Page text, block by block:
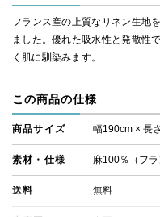
フランス産の上質なリネン生地
ました。優れた吸水性と発散性
く肌に馴染みます。
この商品の仕様
商品サイズ 幅190cm × 長
素材・仕様 麻100％（フラ
送料 無料